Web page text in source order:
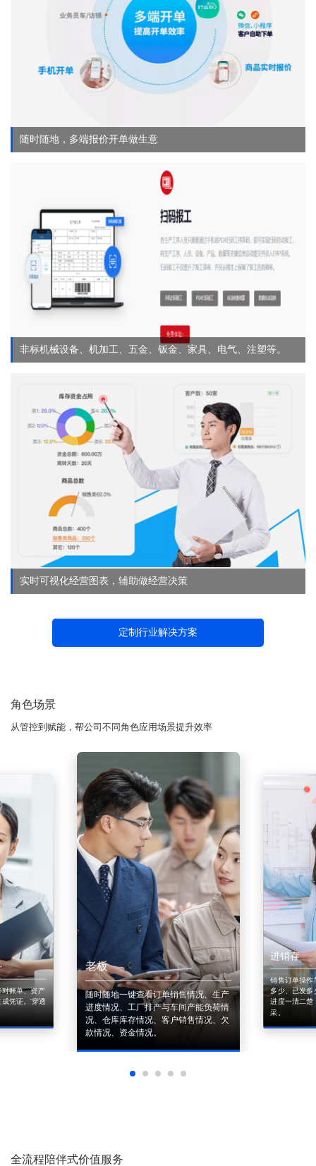
随时随地，多端报价开单做生意
非标机械设备、机加工、五金、钣金、家具、电气、注塑等。
实时可视化经营图表，辅助做经营决策
定制行业解决方案
角色场景
从管控到赋能，帮公司不同角色应用场景提升效率
账单、资产
凭证。'穿透
老板
随时随地一键查看订单销售情况、生产
进度情况、工厂排产与车间产能负荷情
况、仓库库存情况、客户销售情况、欠
款情况、资金情况。
进销存
销售订单操作
多少、已发多
进度一清二楚
采。
全流程陪伴式价值服务